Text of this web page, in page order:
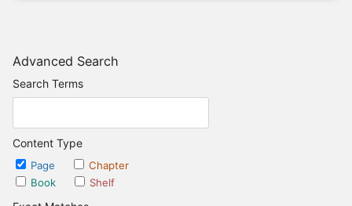
Advanced Search
Search Terms
Content Type
Page
Chapter
Book
Shelf